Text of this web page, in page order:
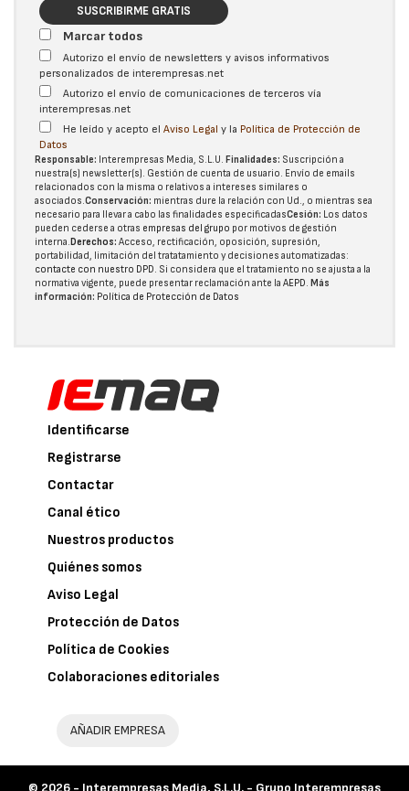
SUSCRIBIRME GRATIS
Marcar todos
Autorizo el envío de newsletters y avisos informativos
personalizados de interempresas.net
Autorizo el envío de comunicaciones de terceros vía
interempresas.net
He leído y acepto el Aviso Legal y la Política de Protección de
Datos
Responsable: Interempresas Media, S.L.U. Finalidades: Suscripción a
nuestra(s) newsletter(s). Gestión de cuenta de usuario. Envío de emails
relacionados con la misma o relativos a intereses similares o
asociados.Conservación: mientras dure la relación con Ud., o mientras sea
necesario para llevar a cabo las finalidades especificadasCesión: Los datos
pueden cederse a otras empresas del grupo por motivos de gestión
interna.Derechos: Acceso, rectificación, oposición, supresión,
portabilidad, limitación del tratatamiento y decisiones automatizadas:
contacte con nuestro DPD. Si considera que el tratamiento no se ajusta a la
normativa vigente, puede presentar reclamación ante la AEPD. Más
información: Política de Protección de Datos
Identificarse
Registrarse
Contactar
Canal ético
Nuestros productos
Quiénes somos
Aviso Legal
Protección de Datos
Política de Cookies
Colaboraciones editoriales
AÑADIR EMPRESA